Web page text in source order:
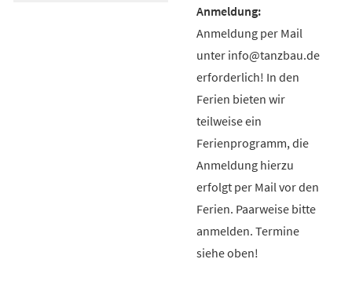
Anmeldung per Mail
unter info@tanzbau.de
erforderlich! In den
Ferien bieten wir
teilweise ein
Ferienprogramm, die
Anmeldung hierzu
erfolgt per Mail vor den
Ferien. Paarweise bitte
anmelden. Termine
siehe oben!